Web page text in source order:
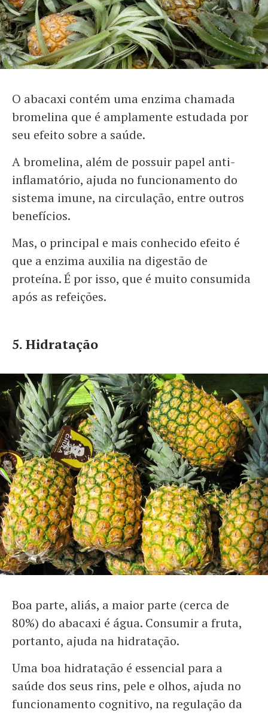
O abacaxi contém uma enzima chamada
bromelina que é amplamente estudada por
seu efeito sobre a saúde.
A bromelina, além de possuir papel anti-
inflamatório, ajuda no funcionamento do
sistema imune, na circulação, entre outros
benefícios.
Mas, o principal e mais conhecido efeito é
que a enzima auxilia na digestão de
proteína. É por isso, que é muito consumida
após as refeições.
5. Hidratação
Boa parte, aliás, a maior parte (cerca de
80%) do abacaxi é água. Consumir a fruta,
portanto, ajuda na hidratação.
Uma boa hidratação é essencial para a
saúde dos seus rins, pele e olhos, ajuda no
funcionamento cognitivo, na regulação da